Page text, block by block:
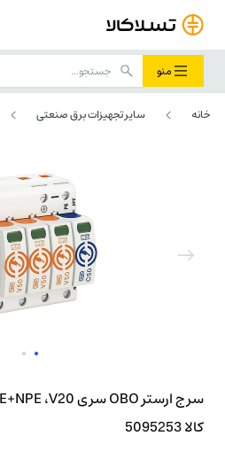
منو
خانه سایر تجهیزات برق صنعتی
کالا 5095253